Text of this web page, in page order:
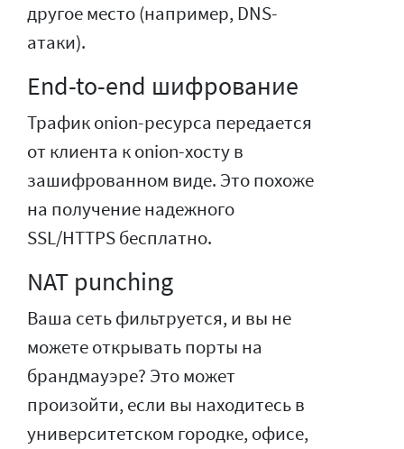
другое место (например, DNS-
атаки).
End-to-end шифрование
Трафик onion-ресурса передается
от клиента к onion-хосту в
зашифрованном виде. Это похоже
на получение надежного
SSL/HTTPS бесплатно.
NAT punching
Ваша сеть фильтруется, и вы не
можете открывать порты на
брандмауэре? Это может
произойти, если вы находитесь в
университетском городке, офисе,